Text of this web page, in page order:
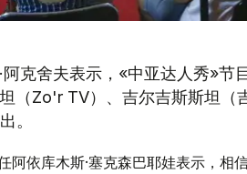
阿克舍夫表示，«中亚达人秀»节
（Zo'r TV）、吉尔吉斯斯坦（
。
阿依库木斯·塞克森巴耶娃表示，相